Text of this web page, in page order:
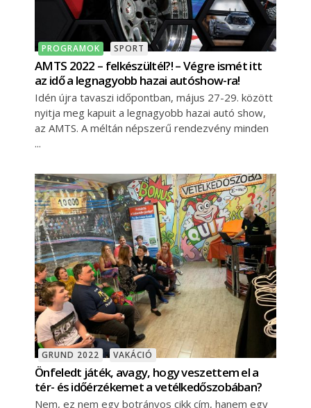
PROGRAMOK SPORT
AMTS 2022 – felkészültél?! – Végre ismét itt
az idő a legnagyobb hazai autóshow-ra!
Idén újra tavaszi időpontban, május 27-29. között
nyitja meg kapuit a legnagyobb hazai autó show,
az AMTS. A méltán népszerű rendezvény minden
GRUND 2022 VAKÁCIÓ
Önfeledt játék, avagy, hogy veszettem el a
tér- és időérzékemet a vetélkedőszobában?
Nem, ez nem egy botrányos cikk cím, hanem egy